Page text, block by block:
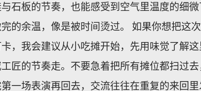
石板的节奏，也能感受到空气里温度的细微
的余温，像是被时间烫过。 如果你想把这次
，我会建议从小吃摊开始，先用味觉了解这
匠的节奏走。不要急着把所有摊位都扫过去
一场表演再回去，交流往往在重复的来回里